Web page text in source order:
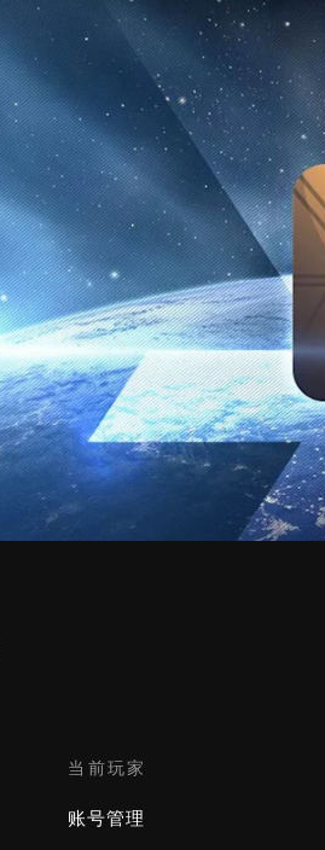
当前玩家
账号管理